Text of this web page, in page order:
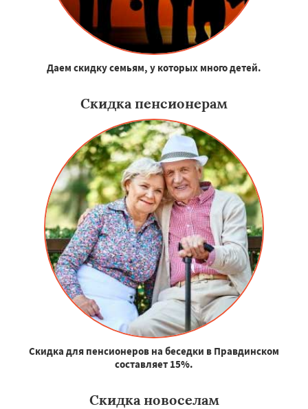
Даем скидку семьям, у которых много детей.
Скидка пенсионерам
Скидка для пенсионеров на беседки в Правдинском
составляет 15%.
Скидка новоселам